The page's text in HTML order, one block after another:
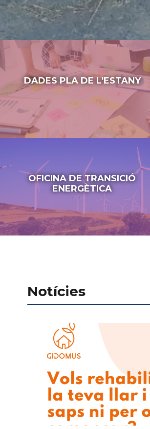
DADES PLA DE L'ESTANY
OFICINA DE TRANSICIÓ
ENERGÈTICA
Notícies